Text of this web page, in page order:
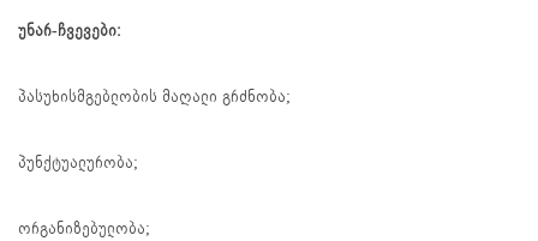
უნარ-ჩვევები:
პასუხისმგებლობის მაღალი გრძნობა;
პუნქტუალურობა;
ორგანიზებულობა;